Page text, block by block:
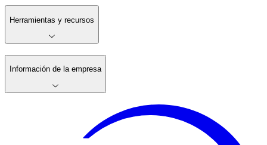
Herramientas y recursos
Información de la empresa